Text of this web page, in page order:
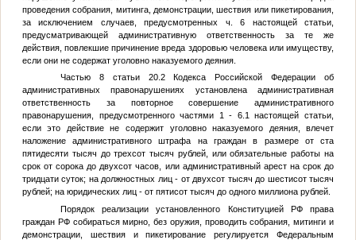
проведения собрания, митинга, демонстрации, шествия или пикетирования,
за исключением случаев, предусмотренных ч. 6 настоящей статьи,
предусматривающей административную ответственность за те же
действия, повлекшие причинение вреда здоровью человека или имуществу,
если они не содержат уголовно наказуемого деяния.
Частью 8 статьи 20.2 Кодекса Российской Федерации об
административных правонарушениях установлена административная
ответственность за повторное совершение административного
правонарушения, предусмотренного частями 1 - 6.1 настоящей статьи,
если это действие не содержит уголовно наказуемого деяния, влечет
наложение административного штрафа на граждан в размере от ста
пятидесяти тысяч до трехсот тысяч рублей, или обязательные работы на
срок от сорока до двухсот часов, или административный арест на срок до
тридцати суток; на должностных лиц - от двухсот тысяч до шестисот тысяч
рублей; на юридических лиц - от пятисот тысяч до одного миллиона рублей.
Порядок реализации установленного Конституцией РФ права
граждан РФ собираться мирно, без оружия, проводить собрания, митинги и
демонстрации, шествия и пикетирование регулируется Федеральным